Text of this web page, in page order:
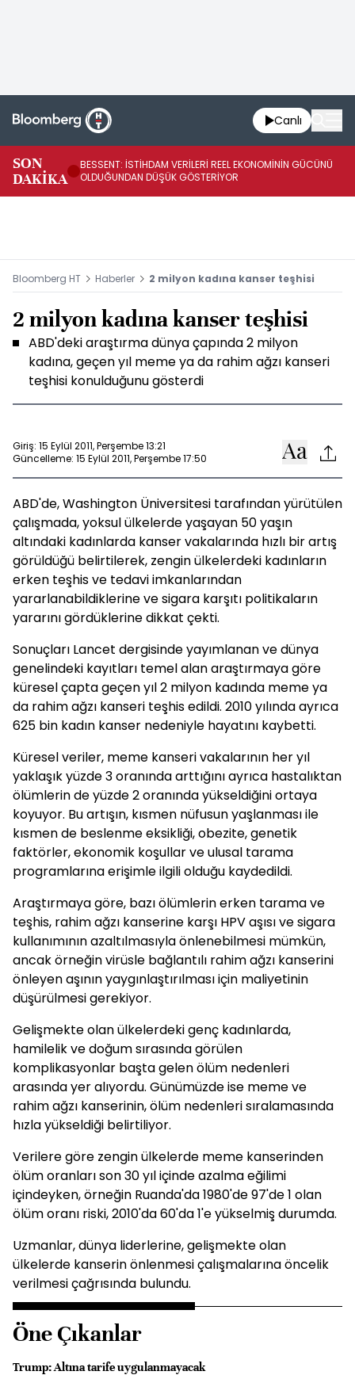
Canlı
SON
DAKİKA
BESSENT: İSTİHDAM VERİLERİ REEL EKONOMİNİN GÜCÜNÜ
OLDUĞUNDAN DÜŞÜK GÖSTERİYOR
Bloomberg HT Haberler 2 milyon kadına kanser teşhisi
2 milyon kadına kanser teşhisi
ABD'deki araştırma dünya çapında 2 milyon
kadına, geçen yıl meme ya da rahim ağzı kanseri
teşhisi konulduğunu gösterdi
Giriş: 15 Eylül 2011, Perşembe 13:21
Güncelleme: 15 Eylül 2011, Perşembe 17:50
ABD'de, Washington Üniversitesi tarafından yürütülen
çalışmada, yoksul ülkelerde yaşayan 50 yaşın
altındaki kadınlarda kanservakalarında hızlı bir artış
görüldüğü belirtilerek, zengin ülkelerdeki kadınların
erken teşhis ve tedavi imkanlarından
yararlanabildiklerine ve sigara karşıtı politikaların
yararını gördüklerine dikkat çekti.
Sonuçları Lancet dergisinde yayımlanan ve dünya
genelindeki kayıtları temel alan araştırmaya göre
küresel çapta geçen yıl 2 milyon kadında meme ya
da rahim ağzı kanseri teşhis edildi. 2010 yılında ayrıca
625 bin kadın kanser nedeniyle hayatını kaybetti.
Küresel veriler, meme kanseri vakalarının her yıl
yaklaşık yüzde 3 oranında arttığını ayrıca hastalıktan
ölümlerin de yüzde 2 oranında yükseldiğini ortaya
koyuyor. Bu artışın, kısmen nüfusun yaşlanması ile
kısmen de beslenme eksikliği, obezite, genetik
faktörler, ekonomik koşullar ve ulusal tarama
programlarına erişimle ilgili olduğu kaydedildi.
Araştırmaya göre, bazı ölümlerin erken tarama ve
teşhis, rahim ağzı kanserine karşı HPV aşısı ve sigara
kullanımının azaltılmasıyla önlenebilmesi mümkün,
ancak örneğin virüsle bağlantılı rahim ağzı kanserini
önleyen aşının yaygınlaştırılması için maliyetinin
düşürülmesi gerekiyor.
Gelişmekte olan ülkelerdeki genç kadınlarda,
hamilelik ve doğum sırasında görülen
komplikasyonlar başta gelen ölüm nedenleri
arasında yer alıyordu. Günümüzde ise meme ve
rahim ağzı kanserinin, ölüm nedenleri sıralamasında
hızla yükseldiği belirtiliyor.
Verilere göre zengin ülkelerde meme kanserinden
ölüm oranları son 30 yıl içinde azalma eğilimi
içindeyken, örneğin Ruanda'da 1980'de 97'de 1 olan
ölüm oranı riski, 2010'da 60'da 1'e yükselmiş durumda.
Uzmanlar, dünya liderlerine, gelişmekte olan
ülkelerde kanserin önlenmesi çalışmalarına öncelik
verilmesi çağrısında bulundu.
Öne Çıkanlar
Trump: Altına tarife uygulanmayacak